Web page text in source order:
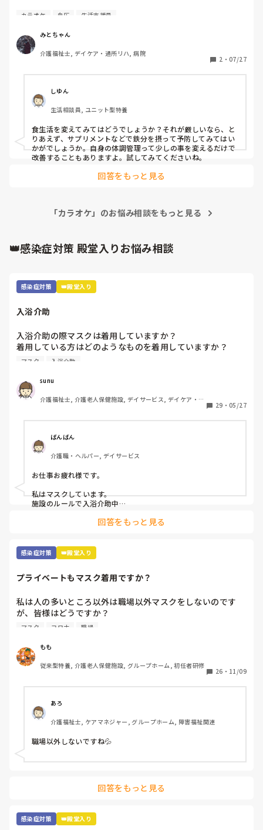
朝起きた瞬間から目眩と動悸がひどく、血圧がなかなか戻っ
体温は、36.8℃（普段から36.5℃以上、夏場の平均は
37.0℃前後）で、血圧は一回目が75 /48、2回目（30分）が
、、、低すぎん？(´・ω:;.:...
電話して、行く支度をしました。
以前の病院では地域の内科（循環器内科もある診療所）さん
で、低血圧と貧血の可能性が高いと、言われました。一過性
で数値が悪い場合は、生理食塩水と昇圧剤の入った薬を混ぜ
たものを点滴で打ったり、打っても低い数値とめまいが続き
ので、どこの受診科に行けば分からず、同じような病院が職
心電図検査をとったら、風邪でもコロナでもなく、低血圧か
れるのは、初めて）
点滴ではなく、採血とお注射で済みました。
後日、一日計測型心電図検査という、お胸にシールを貼っ
ことをするはめになりました。
そのことを指導者（直属の上司みたいな人）に相談したら、
た。
大好きの仕事がゆえに行けないのが辛い。
し訳ないな、利用者の方に申し訳ないなと一人寂しく泣いて
おります。
（実は、その日のレクリエーションがカラオケで、一緒に歌
おうねと約束した利用者の方がいました。）
明日、指導者の方になんて言おう。利用者の方になんて返事
を返そう、、、。まだ、心の整理が付きません。
カラオケ 血圧 生活支援員
みとちゃん
介護福祉士, デイケア・通所リハ, 病院
2 ・ 07/27
しゆん
生活相談員, ユニット型特養
食生活を変えてみてはどうでしょうか？それが厳しいなら、と
りあえず、サプリメントなどで鉄分を摂って予防してみてはい
かがでしょうか。自身の体調管理って少しの事を変えるだけで
改善することもありますよ。試してみてくださいね。
回答をもっと見る
「カラオケ」のお悩み相談をもっと見る
👑感染症対策 殿堂入りお悩み相談
感染症対策 👑殿堂入り
入浴介助
入浴介助の際マスクは着用していますか？
着用している方はどのようなものを着用していますか？
😓アドバイスください！
マスク 入浴介助
sunu
介護福祉士, 介護老人保健施設, デイサービス, デイケア・通
29 ・ 05/27
ばんばん
介護職・ヘルパー, デイサービス
お仕事お疲れ様です。
私はマスクしています。
施設のルールで入浴介助中
使い捨てのマスクなので
参考にならないかもですが、、、
気持ち少し暑さがマシな気がします。
回答をもっと見る
感染症対策 👑殿堂入り
プライベートもマスク着用ですか？
私は人の多いところ以外は職場以外マスクをしないのです
が、皆様はどうですか？
職場が近いと人の目も気になるところですが、マスクの息苦
たいんですよね、、
マスク コロナ 職場
もも
従来型特養, 介護老人保健施設, グループホーム, 初任者研修
26 ・ 11/09
あろ
介護福祉士, ケアマネジャー, グループホーム, 障害福祉関連
職場以外しないですね💦
回答をもっと見る
感染症対策 👑殿堂入り